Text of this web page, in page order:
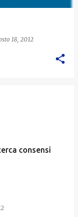
18, 2012
consensi